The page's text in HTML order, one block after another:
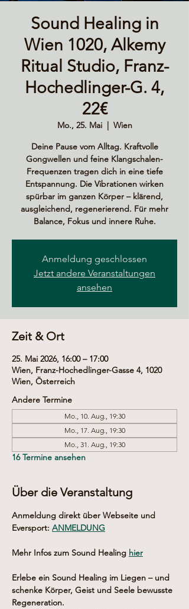
Sound Healing in
Wien 1020, Alkemy
Ritual Studio, Franz-
Hochedlinger-G. 4,
22€
Mo., 25. Mai
  |
Wien
Deine Pause vom Alltag. Kraftvolle
Gongwellen und feine Klangschalen-
Frequenzen tragen dich in eine tiefe
Entspannung. Die Vibrationen wirken
spürbar im ganzen Körper – klärend,
ausgleichend, regenerierend. Für mehr
Balance, Fokus und innere Ruhe.
Anmeldung geschlossen
Jetzt andere Veranstaltungen
ansehen
Zeit & Ort
25. Mai 2026, 16:00 – 17:00
Wien, Franz-Hochedlinger-Gasse 4, 1020
Wien, Österreich
Andere Termine
Mo., 10. Aug., 19:30
Mo., 17. Aug., 19:30
Mo., 31. Aug., 19:30
16 Termine ansehen
Über die Veranstaltung
Anmeldung direkt über Webseite und
Eversport: ANMELDUNG
Mehr Infos zum Sound Healing hier
Erlebe ein Sound Healing im Liegen – und
schenke Körper, Geist und Seele bewusste
Regeneration.